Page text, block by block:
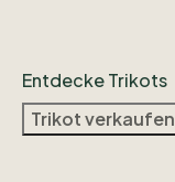
Entdecke Trikots
Trikot verkaufen